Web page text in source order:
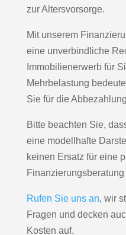
zur Altersvorsorge.
Mit unserem
eine unverbindliche
Immobilienerwerb für
Mehrbelastung
Sie für die
Bitte beachten Sie,
eine modellhafte
keinen Ersatz für eine
Finanzierungsberatung
Rufen Sie uns an, wir
Fragen und decken
Kosten auf.